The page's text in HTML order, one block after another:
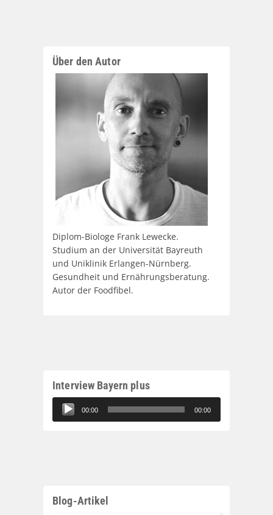
Über den Autor
Diplom-Biologe Frank Lewecke.
Studium an der Universität Bayreuth
und Uniklinik Erlangen-Nürnberg.
Gesundheit und Ernährungsberatung.
Autor der Foodfibel.
Interview Bayern plus
Audio-
Player
00:00 00:00
Blog-Artikel